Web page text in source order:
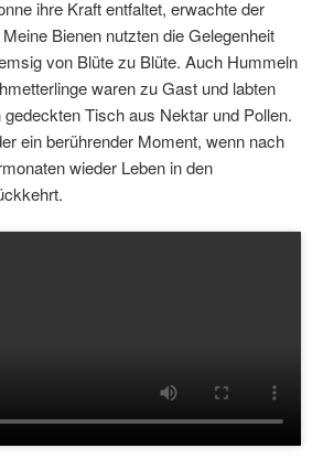
ihre Kraft entfaltet, erwachte der
Bienen nutzten die Gelegenheit
von Blüte zu Blüte. Auch Hummeln
waren zu Gast und labten
Tisch aus Nektar und Pollen.
ein berührender Moment, wenn nach
wieder Leben in den